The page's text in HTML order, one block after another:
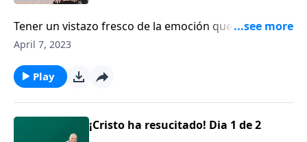
Tener un vistazo fresco de la emoción que rodeó los
últimos momentos de la vida de Cristo, de lo cual
la temporada de la Pascua de una forma diferente a
cualquiera que haya experimentado antes.
April 7, 2023
Play
¡Cristo ha resucitado! Dia 1 de 2